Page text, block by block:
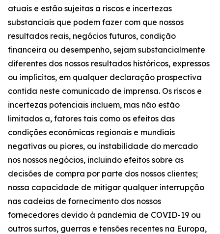
atuais e estão sujeitas a riscos e incertezas
substanciais que podem fazer com que nossos
resultados reais, negócios futuros, condição
financeira ou desempenho, sejam substancialmente
diferentes dos nossos resultados históricos, expressos
ou implícitos, em qualquer declaração prospectiva
contida neste comunicado de imprensa. Os riscos e
incertezas potenciais incluem, mas não estão
limitados a, fatores tais como os efeitos das
condições econômicas regionais e mundiais
negativas ou piores, ou instabilidade do mercado
nos nossos negócios, incluindo efeitos sobre as
decisões de compra por parte dos nossos clientes;
nossa capacidade de mitigar qualquer interrupção
nas cadeias de fornecimento dos nossos
fornecedores devido à pandemia de COVID-19 ou
outros surtos, guerras e tensões recentes na Europa,